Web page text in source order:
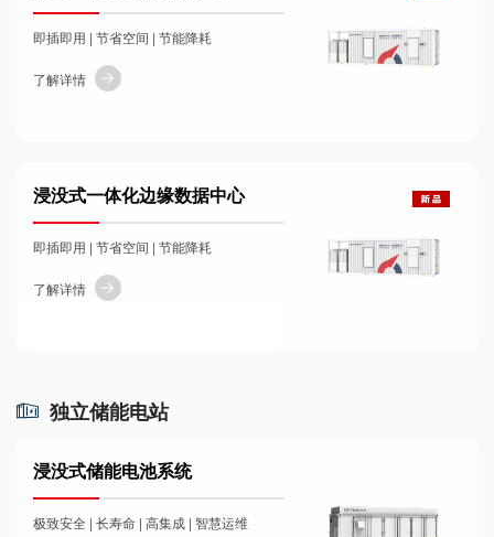
即插即用 | 节省空间 | 节能降耗
了解详情
浸没式一体化边缘数据中心
即插即用 | 节省空间 | 节能降耗
了解详情
独立储能电站
浸没式储能电池系统
极致安全 | 长寿命 | 高集成 | 智慧运维